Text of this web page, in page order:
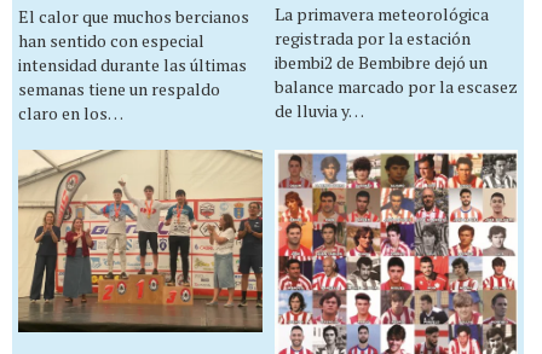
El calor que muchos bercianos
han sentido con especial
intensidad durante las últimas
semanas tiene un respaldo
claro en los…
La primavera meteorológica
registrada por la estación
ibembi2 de Bembibre dejó un
balance marcado por la escasez
de lluvia y…